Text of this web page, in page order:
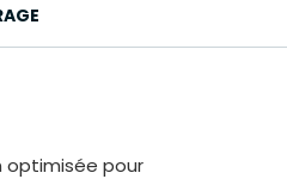
optimisée pour